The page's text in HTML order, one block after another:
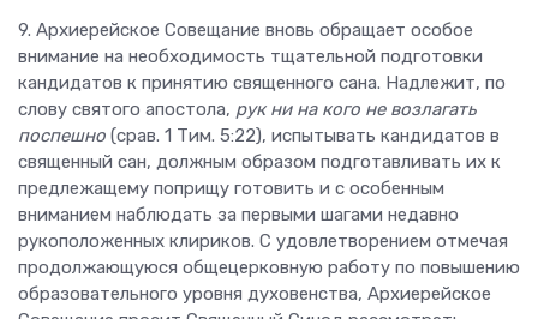
9. Архиерейское Совещание вновь обращает особое
внимание на необходимость тщательной подготовки
кандидатов к принятию священного сана. Надлежит, по
слову святого апостола, рук ни на кого не возлагать
поспешно (срав. 1 Тим. 5:22), испытывать кандидатов в
священный сан, должным образом подготавливать их к
предлежащему поприщу готовить и с особенным
вниманием наблюдать за первыми шагами недавно
рукоположенных клириков. С удовлетворением отмечая
продолжающуюся общецерковную работу по повышению
образовательного уровня духовенства, Архиерейское